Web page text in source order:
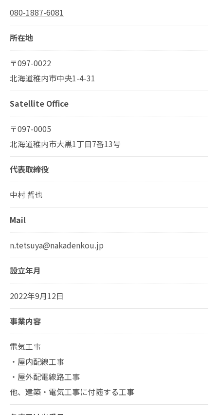
080-1887-6081
所在地
〒097-0022
北海道稚内市中央1-4-31
Satellite Office
〒097-0005
北海道稚内市大黒1丁目7番13号
代表取締役
中村 哲也
Mail
n.tetsuya@nakadenkou.jp
設立年月
2022年9月12日
事業内容
電気工事
・屋内配線工事
・屋外配電線路工事
他、建築・電気工事に付随する工事